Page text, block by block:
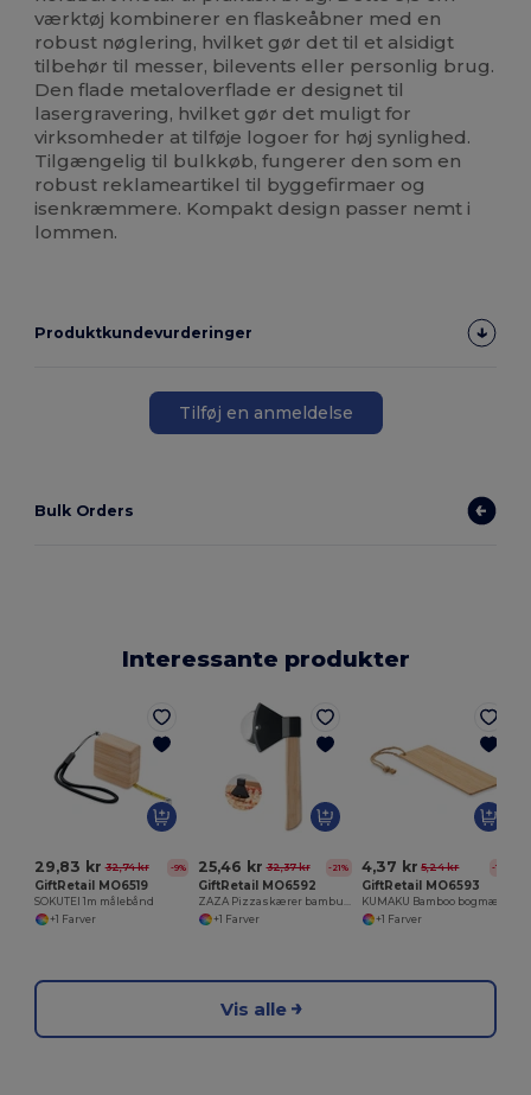
værktøj kombinerer en flaskeåbner med en
robust nøglering, hvilket gør det til et alsidigt
tilbehør til messer, bilevents eller personlig brug.
Den flade metaloverflade er designet til
lasergravering, hvilket gør det muligt for
virksomheder at tilføje logoer for høj synlighed.
Tilgængelig til bulkkøb, fungerer den som en
robust reklameartikel til byggefirmaer og
isenkræmmere. Kompakt design passer nemt i
lommen.
Produktkundevurderinger
Tilføj en anmeldelse
Bulk Orders
Interessante produkter
29,83 kr 32,74 kr -9%
GiftRetail MO6519
SOKUTEI 1m målebånd
+1 Farver
25,46 kr 32,37 kr -21%
GiftRetail MO6592
ZAZA Pizzaskærer bambushåndtag
+1 Farver
4,37 kr 5,24 kr -17%
GiftRetail MO6593
+1 Farver
Vis alle